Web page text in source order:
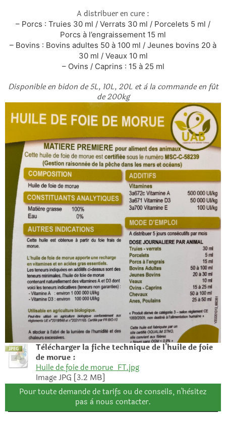
A distribuer en cure :
– Porcs : Truies 30 ml / Verrats 30 ml / Porcelets 5 ml /
Porcs à l’engraissement 15 ml
– Bovins : Bovins adultes 50 à 100 ml / Jeunes bovins 20 à
30 ml / Veaux 10 ml
– Ovins / Caprins : 15 à 25 ml
Disponible en bidon de 5L, 10L, 20L et à la commande en fût
de 200kg
Tèlècharger la fiche technique de l'huile de foie
de morue :
Huile de foie de morue_FT.jpg
Image JPG [3.2 MB]
Pour toute demande de tarifs ou de conseils, n'hèsitez
pas à nous contacter.